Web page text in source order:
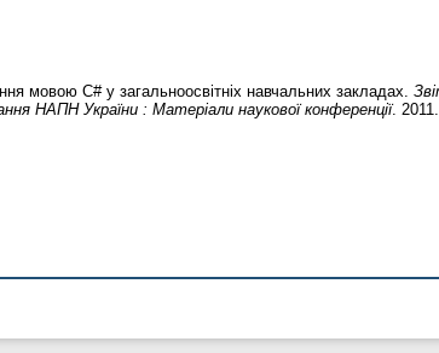
мовою C# у загальноосвітніх навчальних закладах.
НАПН України : Матеріали наукової конференції.